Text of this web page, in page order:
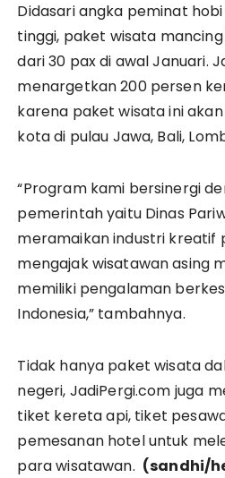
Didasari angka peminat
tinggi, paket wisata
dari 30 pax di awal Januari.
menargetkan 200 persen
karena paket wisata ini
kota di pulau Jawa, Bali,
“Program kami bersinergi
pemerintah yaitu Dinas
meramaikan industri kreatif
mengajak wisatawan asing
memiliki pengalaman
Indonesia,” tambahnya.
Tidak hanya paket wisata
negeri, JadiPergi.com juga
tiket kereta api, tiket
pemesanan hotel untuk
para wisatawan. (sandhi/